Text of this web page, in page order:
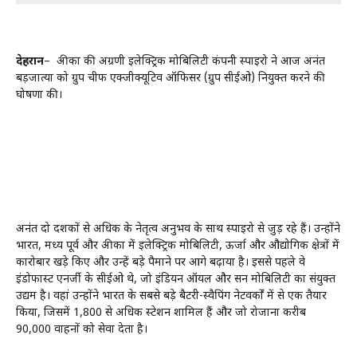
देहरादून– अफ्रीका की अग्रणी इलेक्ट्रिक मोबिलिटी कंपनी स्पाइरो ने आज अनंत
बड़जात्या को ग्रुप चीफ एक्जीक्यूटिव ऑफिसर (ग्रुप सीईओ) नियुक्त करने की
घोषणा की।
अनंत दो दशकों से अधिक के नेतृत्व अनुभव के साथ स्पाइरो से जुड़ रहे हैं। उन्होंने
भारत, मध्य पूर्व और अफ्रीका में इलेक्ट्रिक मोबिलिटी, ऊर्जा और औद्योगिक क्षेत्रों में
कारोबार खड़े किए और उन्हें बड़े पैमाने पर आगे बढ़ाया है। इससे पहले वे
इंडोफास्ट एनर्जी के सीईओ थे, जो इंडियन ऑयल और सन मोबिलिटी का संयुक्त
उद्यम है। वहां उन्होंने भारत के सबसे बड़े बैटरी-स्वैपिंग नेटवर्कों में से एक तैयार
किया, जिसमें 1,800 से अधिक स्टेशन शामिल हैं और जो रोजाना करीब
90,000 वाहनों को सेवा देता है।